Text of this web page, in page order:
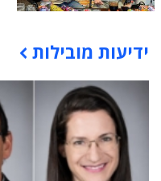
תוכן פרסומי
ידיעות מובילות